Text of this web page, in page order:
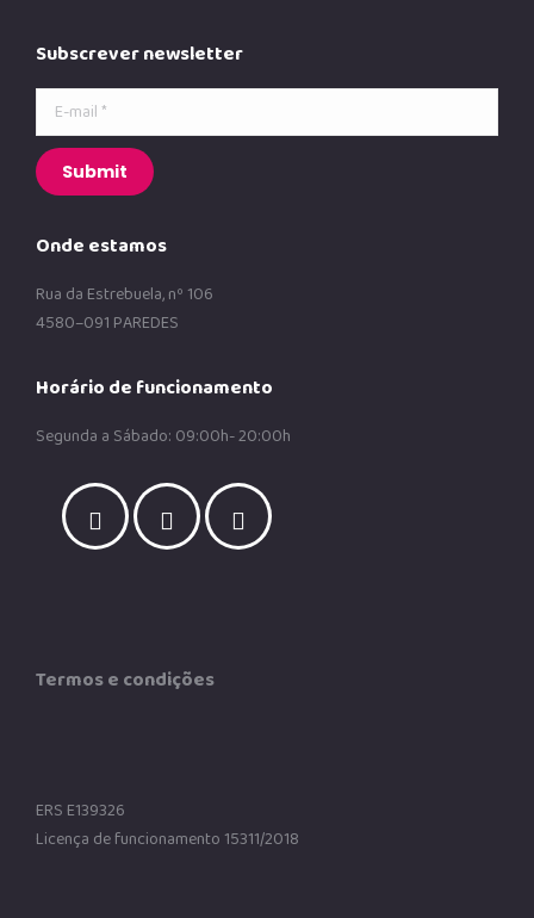
Subscrever newsletter
E-mail *
Submit
Onde estamos
Rua da Estrebuela, nº 106
4580–091 PAREDES
Horário de funcionamento
Segunda a Sábado: 09:00h- 20:00h
Termos e condições
ERS E139326
Licença de funcionamento 15311/2018